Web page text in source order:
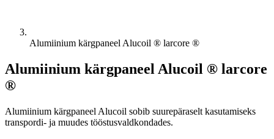
Alumiinium kärgpaneel Alucoil ® larcore ®
Alumiinium kärgpaneel Alucoil ® larcore
®
Alumiinium kärgpaneel Alucoil sobib suurepäraselt kasutamiseks
transpordi- ja muudes tööstusvaldkondades.